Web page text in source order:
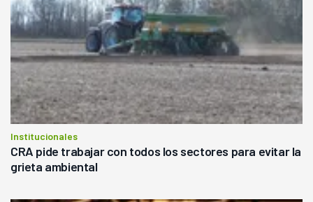
Institucionales
CRA pide trabajar con todos los sectores para evitar la
grieta ambiental